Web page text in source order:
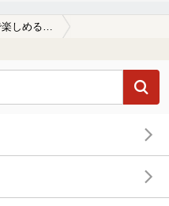
旅館で楽しめる洞爺の温泉、日帰り温泉、スーパー銭湯おすすめ